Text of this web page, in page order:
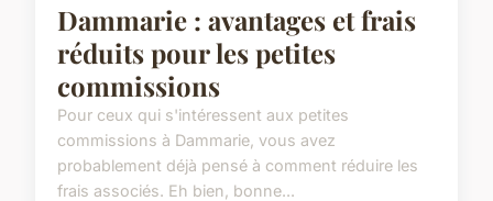
Dammarie : avantages et frais
réduits pour les petites
commissions
Pour ceux qui s'intéressent aux petites
commissions à Dammarie, vous avez
probablement déjà pensé à comment réduire les
frais associés. Eh bien, bonne...